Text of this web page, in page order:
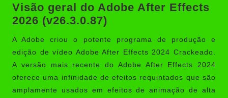
Visão geral do Adobe After Effects
2026 (v26.3.0.87)
A Adobe criou o potente programa de produção e
edição de vídeo Adobe After Effects 2024 Crackeado
A versão mais recente do Adobe After Effects 2024
oferece uma infinidade de efeitos requintados que são
amplamente usados em efeitos de animação de alta